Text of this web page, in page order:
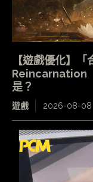
【遊戲優化】
Reincarnation
是？
遊戲 2026-08-08